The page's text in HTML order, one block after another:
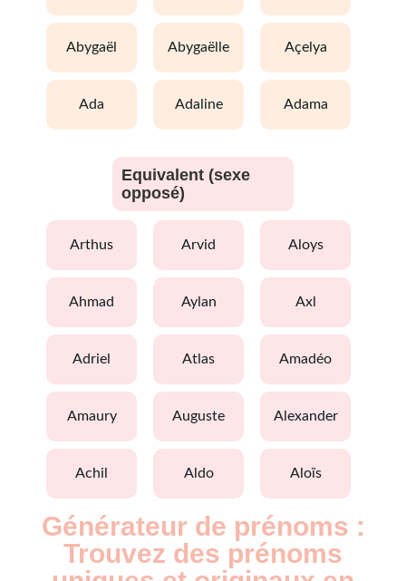
abygaël abygaëlle açelya
ada adaline adama
Equivalent (sexe
opposé)
arthus arvid aloys
ahmad aylan axl
adriel atlas amadéo
amaury auguste alexander
achil aldo aloïs
Générateur de prénoms :
Trouvez des prénoms